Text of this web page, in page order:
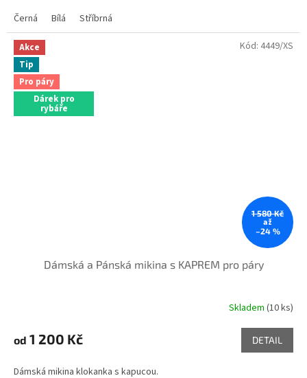
Černá Bílá Stříbrná
Akce
Tip
Pro páry
Dárek pro
rybáře
1 580 Kč
až
–24 %
Dámská a Pánská mikina s KAPREM pro páry
produktu
je
z
Skladem(10 ks)
od 1 200 Kč DETAIL
Dámská mikina klokanka s kapucou.
Kód: 4449/XS